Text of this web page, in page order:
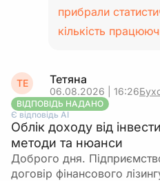
прибрали
кількість
ТЕ Тетяна
06.08.2026 | 16:26
ВІДПОВІДЬ НАДАНО
Є відповідь АІ
Облік доходу від
методи та нюанси
Доброго дня.
договір фінансового